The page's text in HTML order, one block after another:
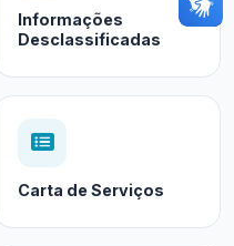
Informações
Desclassificadas
Carta de Serviços